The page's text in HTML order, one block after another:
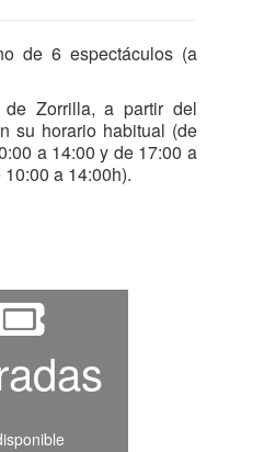
de 6 espectáculos (a
Zorrilla, a partir del
su horario habitual (de
a 14:00 y de 17:00 a
a 14:00h).